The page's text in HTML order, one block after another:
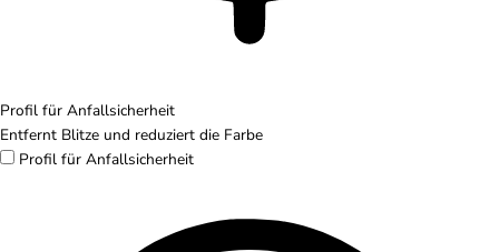
Profil für Anfallsicherheit
Entfernt Blitze und reduziert die Farbe
Profil für Anfallsicherheit